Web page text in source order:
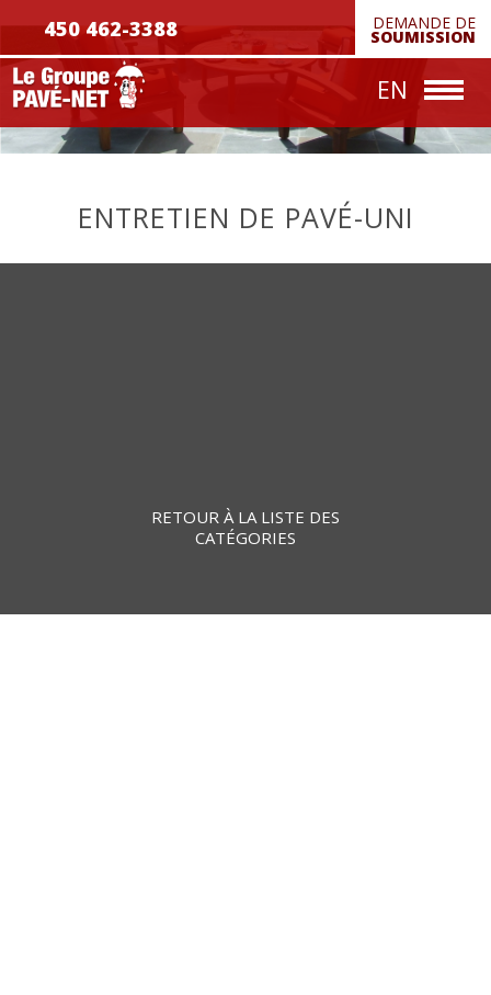
Réalisations
Nous joindre
DEMANDE DE
SOUMISSION
EN
450 462-3388
ENTRETIEN DE PAVÉ-UNI
RETOUR À LA LISTE DES
CATÉGORIES